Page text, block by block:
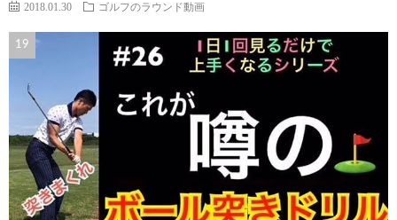
2018.01.30 ゴルフのラウンド動画